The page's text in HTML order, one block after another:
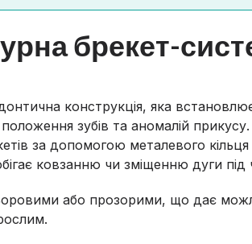
брекет-
конструкція, яка
зубів та аномалій
за допомогою металевого
ковзанню чи зміщенню дуги під
або прозорими, що дає